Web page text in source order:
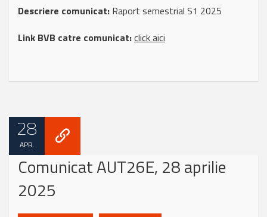
Descriere comunicat: Raport semestrial S1 2025
Link BVB catre comunicat:click aici
28
APR.
Comunicat AUT26E, 28 aprilie
2025